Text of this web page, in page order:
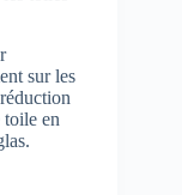
sur les
toile en